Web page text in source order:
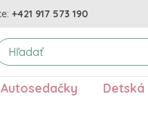
+421 917 573 190
Autosedačky Detská